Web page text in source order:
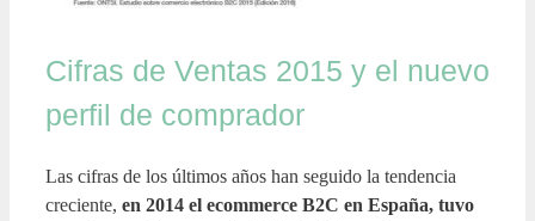
Cifras de Ventas 2015 y el nuevo
perfil de comprador
Las cifras de los últimos años han seguido la tendencia
creciente, en 2014 el ecommerce B2C en España, tuvo